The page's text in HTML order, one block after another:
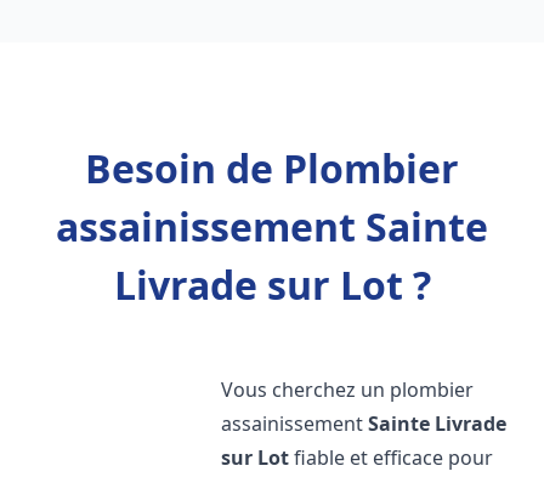
Besoin de Plombier
assainissement Sainte
Livrade sur Lot ?
Vous cherchez un plombier
assainissementSainte Livrade
sur Lotfiable et efficace pour